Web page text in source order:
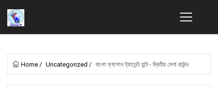
Home / Uncategorized / বাংলা ফ্যাশান ট্যালেন্ট হান্ট - দ্বিতীয় মেগা রাউন্ড